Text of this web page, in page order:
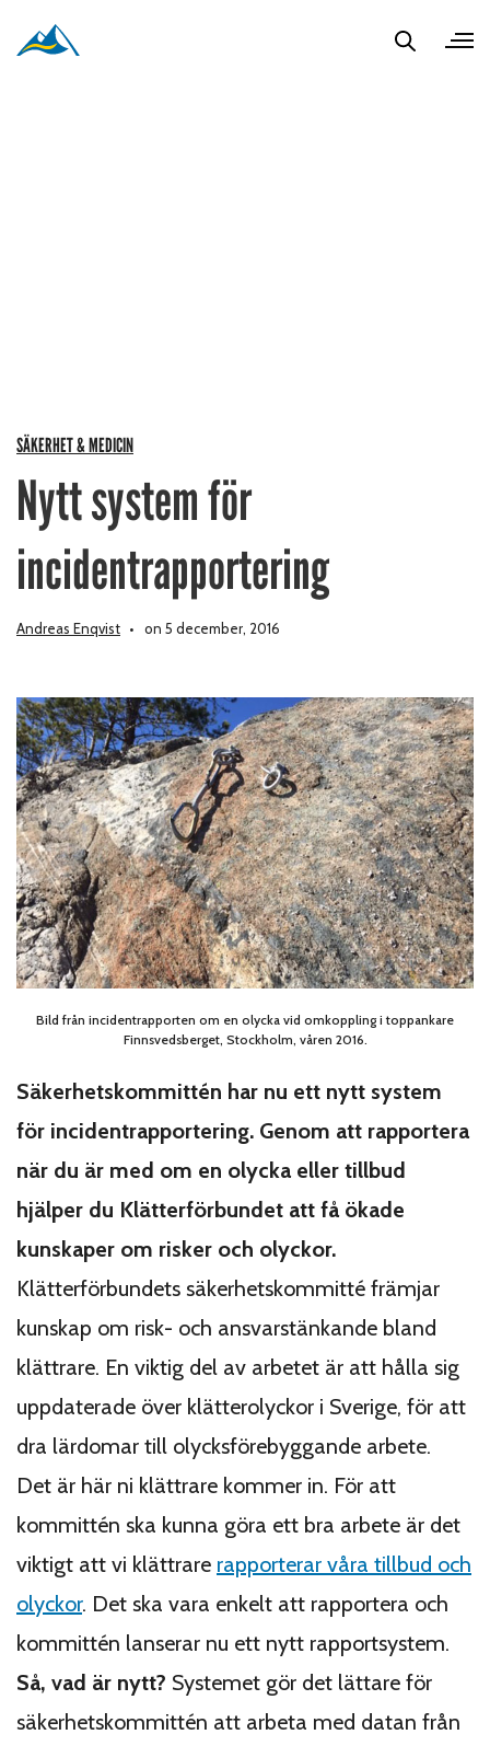
SÄKERHET & MEDICIN
Nytt system för
incidentrapportering
Andreas Enqvist on 5 december, 2016
Bild från incidentrapporten om en olycka vid omkoppling i toppankare
Finnsvedsberget, Stockholm, våren 2016.
Säkerhetskommittén har nu ett nytt system
för incidentrapportering. Genom att rapportera
när du är med om en olycka eller tillbud
hjälper du Klätterförbundet att få ökade
kunskaper om risker och olyckor.
Klätterförbundets säkerhetskommitté främjar
kunskap om risk- och ansvarstänkande bland
klättrare. En viktig del av arbetet är att hålla sig
uppdaterade över klätterolyckor i Sverige, för att
dra lärdomar till olycksförebyggande arbete.
Det är här ni klättrare kommer in. För att
kommittén ska kunna göra ett bra arbete är det
viktigt att vi klättrare rapporterar våra tillbud och
olyckor. Det ska vara enkelt att rapportera och
kommittén lanserar nu ett nytt rapportsystem.
Så, vad är nytt? Systemet gör det lättare för
säkerhetskommittén att arbeta med datan från